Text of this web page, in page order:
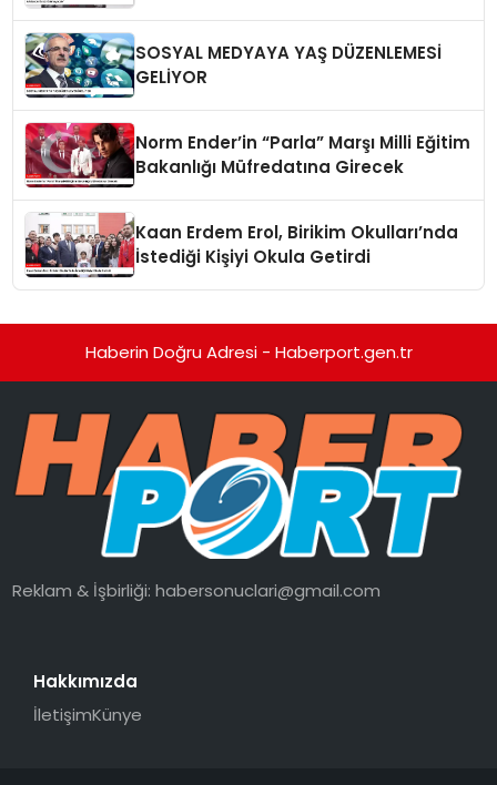
SOSYAL MEDYAYA YAŞ DÜZENLEMESİ
GELİYOR
Norm Ender’in “Parla” Marşı Milli Eğitim
Bakanlığı Müfredatına Girecek
Kaan Erdem Erol, Birikim Okulları’nda
İstediği Kişiyi Okula Getirdi
Haberin Doğru Adresi - Haberport.gen.tr
Reklam & İşbirliği:habersonuclari@gmail.com
Hakkımızda
İletişimKünye